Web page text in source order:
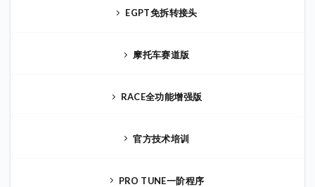
EGPT免拆转接头
摩托车赛道版
RACE全功能增强版
官方技术培训
PRO TUNE一阶程序